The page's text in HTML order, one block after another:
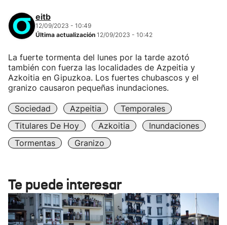
eitb
12/09/2023 - 10:49
Última actualización 12/09/2023 - 10:42
La fuerte tormenta del lunes por la tarde azotó
también con fuerza las localidades de Azpeitia y
Azkoitia en Gipuzkoa. Los fuertes chubascos y el
granizo causaron pequeñas inundaciones.
Sociedad Azpeitia
Temporales
Titulares De Hoy
Azkoitia
Inundaciones
Tormentas
Granizo
Te puede interesar